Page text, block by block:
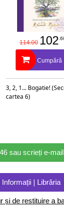
114.00 102
Cumpără
3, 2, 1... Bogatie!
cartea 6)
sau scrieți e-
| Librăria
și de restituire a